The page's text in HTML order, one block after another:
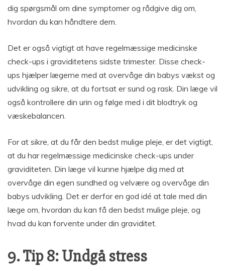
dig spørgsmål om dine symptomer og rådgive dig om,
hvordan du kan håndtere dem.
Det er også vigtigt at have regelmæssige medicinske
check-ups i graviditetens sidste trimester. Disse check-
ups hjælper lægerne med at overvåge din babys vækst og
udvikling og sikre, at du fortsat er sund og rask. Din læge vil
også kontrollere din urin og følge med i dit blodtryk og
væskebalancen.
For at sikre, at du får den bedst mulige pleje, er det vigtigt,
at du har regelmæssige medicinske check-ups under
graviditeten. Din læge vil kunne hjælpe dig med at
overvåge din egen sundhed og velvære og overvåge din
babys udvikling. Det er derfor en god idé at tale med din
læge om, hvordan du kan få den bedst mulige pleje, og
hvad du kan forvente under din graviditet.
9. Tip 8: Undgå stress